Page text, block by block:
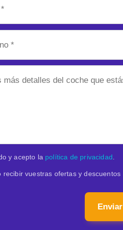
y acepto la política de privacidad.
recibir vuestras ofertas y descuentos
Enviar